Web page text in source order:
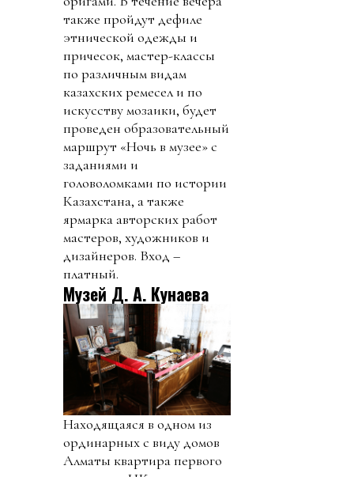
также пройдут дефиле
этнической одежды и
причесок, мастер-классы
по различным видам
казахских ремесел и по
искусству мозаики, будет
проведен образовательный
маршрут «Ночь в музее» с
заданиями и
головоломками по истории
Казахстана, а также
ярмарка авторских работ
мастеров, художников и
дизайнеров. Вход –
платный.
Музей Д. А. Кунаева
Находящаяся в одном из
ординарных с виду домов
Алматы квартира первого